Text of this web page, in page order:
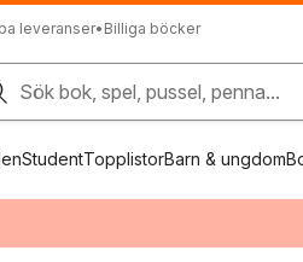
leveranser• Billiga böcker
Sök bok, spel, pussel, penna...
StudentTopplistorBarn & ungdom